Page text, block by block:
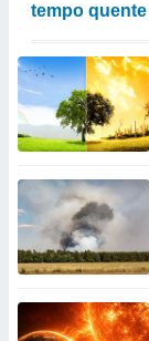
tempo quente